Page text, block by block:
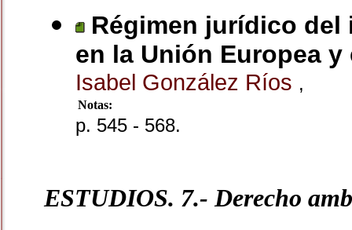
Régimen jurídico
en la Unión Europea y
Isabel González Ríos ,
Notas:
p. 545 - 568.
ESTUDIOS. 7.- Derecho